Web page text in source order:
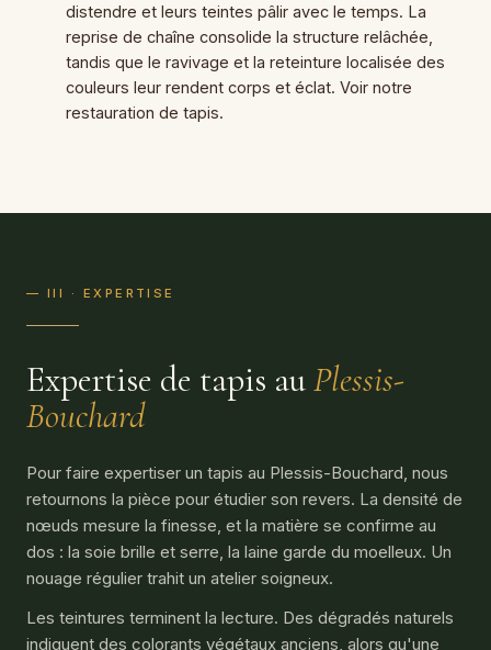
distendre et leurs teintes pâlir avec le temps. La
reprise de chaîne consolide la structure relâchée,
tandis que le ravivage et la reteinture localisée des
couleurs leur rendent corps et éclat. Voir notre
restauration de tapis.
— III · EXPERTISE
Expertise de tapis auPlessis-
Bouchard
Pour faire expertiser un tapis au Plessis-Bouchard, nous
retournons la pièce pour étudier son revers. La densité de
nœuds mesure la finesse, et la matière se confirme au
dos : la soie brille et serre, la laine garde du moelleux. Un
nouage régulier trahit un atelier soigneux.
Les teintures terminent la lecture. Des dégradés naturels
indiquent des colorants végétaux anciens, alors qu'une